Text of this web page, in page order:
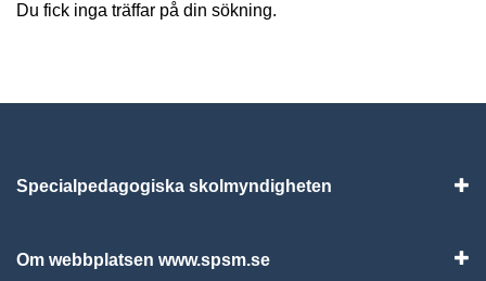
Du fick inga träffar på din sökning.
Specialpedagogiska skolmyndigheten
Om webbplatsen www.spsm.se